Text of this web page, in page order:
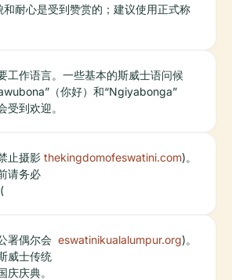
和耐心是受到赞赏的；建议使用正式称
工作语言。一些基本的斯威士语问候
（你好）和“Ngiyabonga”
受到欢迎。
止摄影
请务必
thekingdomofeswatini.com)。
署偶尔会
威士传统
庆庆典。
eswatinikualalumpur.org)。